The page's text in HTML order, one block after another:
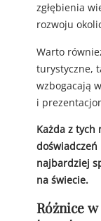
zgłębienia
rozwoju
Warto
turystyczne,
wzbogacają
i
Każda z tych
doświadczeń
najbardziej
na świecie.
Różnice